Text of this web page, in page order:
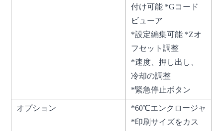
付け可能 *Gコード
ビューア
*設定編集可能 *Zオ
フセット調整
*速度、押し出し、
冷却の調整
*緊急停止ボタン
オプション
*60℃エンクロージャ
*印刷サイズをカス